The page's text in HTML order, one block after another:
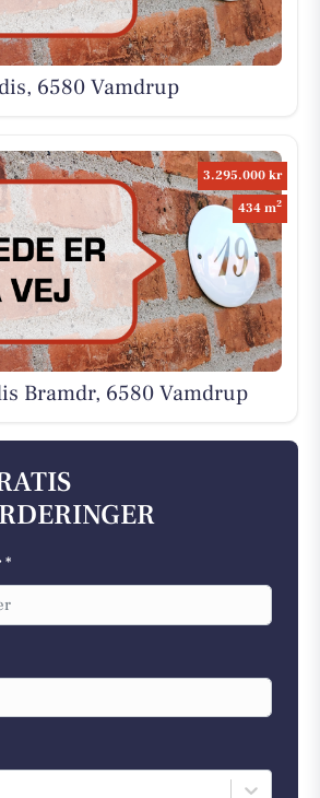
6580 Vamdrup
3.295.000 kr
434 m2
Bramdr, 6580 Vamdrup
*